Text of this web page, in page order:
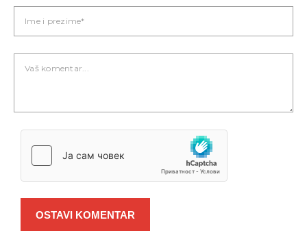
OSTAVI KOMENTAR